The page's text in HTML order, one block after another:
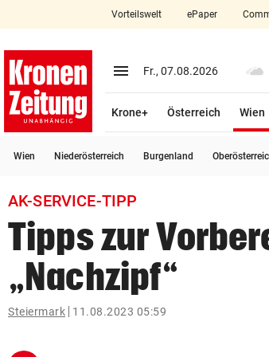
close
account_circle Anmelden
arrow_right
bookmark
search
Suchbegriff
eingeben
Vorteilswelt ePaper
menu Menü aufklappen
Fr., 07.08.2026
Krone+ Österreich Wien
Wien Niederösterreich Burgenland
AK-SERVICE-TIPP
Tipps zur
„Nachzipf“
Steiermark 11.08.2023 05:59